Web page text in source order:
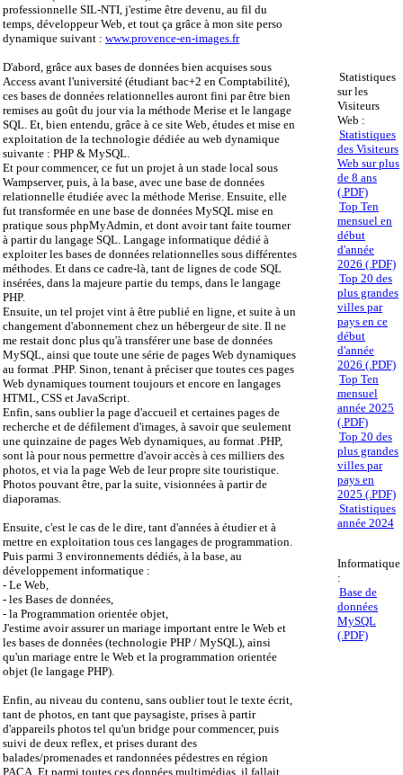
professionnelle SIL-NTI, j'estime être devenu, au fil du
temps, développeur Web, et tout ça grâce à mon site perso
dynamique suivant : www.provence-en-images.fr
D'abord, grâce aux bases de données bien acquises sous
Access avant l'université (étudiant bac+2 en Comptabilité),
ces bases de données relationnelles auront fini par être bien
remises au goût du jour via la méthode Merise et le langage
SQL. Et, bien entendu, grâce à ce site Web, études et mise en
exploitation de la technologie dédiée au web dynamique
suivante : PHP & MySQL.
Et pour commencer, ce fut un projet à un stade local sous
Wampserver, puis, à la base, avec une base de données
relationnelle étudiée avec la méthode Merise. Ensuite, elle
fut transformée en une base de données MySQL mise en
pratique sous phpMyAdmin, et dont avoir tant faite tourner
à partir du langage SQL. Langage informatique dédié à
exploiter les bases de données relationnelles sous différentes
méthodes. Et dans ce cadre-là, tant de lignes de code SQL
insérées, dans la majeure partie du temps, dans le langage
PHP.
Ensuite, un tel projet vint à être publié en ligne, et suite à un
changement d'abonnement chez un hébergeur de site. Il ne
me restait donc plus qu'à transférer une base de données
MySQL, ainsi que toute une série de pages Web dynamiques
au format .PHP. Sinon, tenant à préciser que toutes ces pages
Web dynamiques tournent toujours et encore en langages
HTML, CSS et JavaScript.
Enfin, sans oublier la page d'accueil et certaines pages de
recherche et de défilement d'images, à savoir que seulement
une quinzaine de pages Web dynamiques, au format .PHP,
sont là pour nous permettre d'avoir accès à ces milliers des
photos, et via la page Web de leur propre site touristique.
Photos pouvant être, par la suite, visionnées à partir de
diaporamas.
Ensuite, c'est le cas de le dire, tant d'années à étudier et à
mettre en exploitation tous ces langages de programmation.
Puis parmi 3 environnements dédiés, à la base, au
développement informatique :
- Le Web,
- les Bases de données,
- la Programmation orientée objet,
J'estime avoir assurer un mariage important entre le Web et
les bases de données (technologie PHP / MySQL), ainsi
qu'un mariage entre le Web et la programmation orientée
objet (le langage PHP).
Enfin, au niveau du contenu, sans oublier tout le texte écrit,
tant de photos, en tant que paysagiste, prises à partir
d'appareils photos tel qu'un bridge pour commencer, puis
suivi de deux reflex, et prises durant des
balades/promenades et randonnées pédestres en région
PACA. Et parmi toutes ces données multimédias, il fallait
Statistiques
sur les
Visiteurs
Web :
Statistiques
des Visiteurs
Web sur plus
de 8 ans
(.PDF)
Top Ten
mensuel en
début
d'année
2026 (.PDF)
Top 20 des
plus grandes
villes par
pays en ce
début
d'année
2026 (.PDF)
Top Ten
mensuel
année 2025
(.PDF)
Top 20 des
plus grandes
villes par
pays en
2025 (.PDF)
Statistiques
année 2024
Informatique
:
Base de
données
MySQL
(.PDF)